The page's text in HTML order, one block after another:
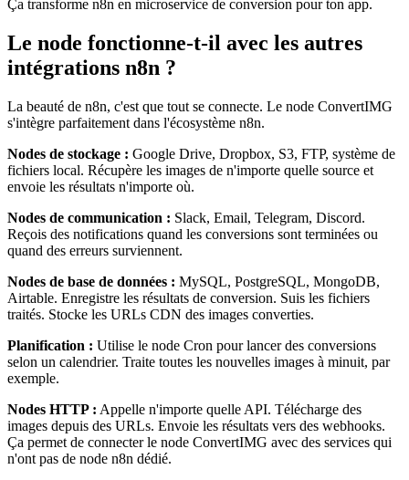
Ça transforme n8n en microservice de conversion pour ton app.
Le node fonctionne-t-il avec les autres
intégrations n8n ?
La beauté de n8n, c'est que tout se connecte. Le node ConvertIMG
s'intègre parfaitement dans l'écosystème n8n.
Nodes de stockage : Google Drive, Dropbox, S3, FTP, système de
fichiers local. Récupère les images de n'importe quelle source et
envoie les résultats n'importe où.
Nodes de communication : Slack, Email, Telegram, Discord.
Reçois des notifications quand les conversions sont terminées ou
quand des erreurs surviennent.
Nodes de base de données : MySQL, PostgreSQL, MongoDB,
Airtable. Enregistre les résultats de conversion. Suis les fichiers
traités. Stocke les URLs CDN des images converties.
Planification : Utilise le node Cron pour lancer des conversions
selon un calendrier. Traite toutes les nouvelles images à minuit, par
exemple.
Nodes HTTP : Appelle n'importe quelle API. Télécharge des
images depuis des URLs. Envoie les résultats vers des webhooks.
Ça permet de connecter le node ConvertIMG avec des services qui
n'ont pas de node n8n dédié.